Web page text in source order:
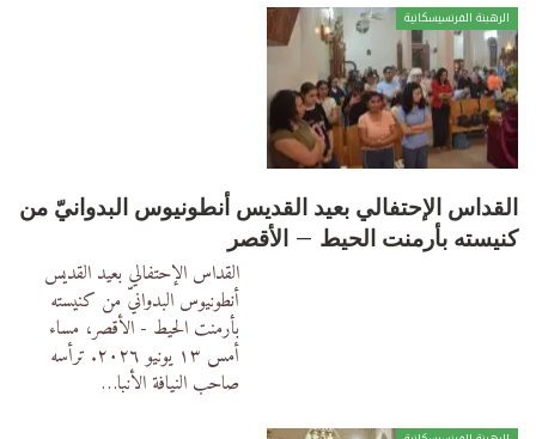
الرهبنة الفرنسيسكانية
القداس الإحتفالي بعيد القديس أنطونيوس البدوانيّ من
كنيسته بأرمنت الحيط – الأقصر
القداس الإحتفالي بعيد القديس
أنطونيوس البدوانيّ من كنيسته
بأرمنت الحيط - الأقصر، مساء
أمس ١٣ يونيو ٢٠٢٦.
ترأسه
صاحب النيافة الأنبا…